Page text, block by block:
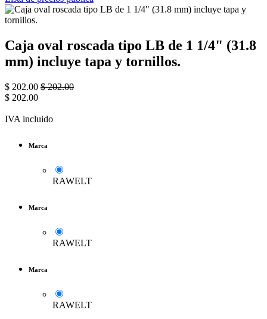
Caja oval roscada tipo LB de 1 1/4" (31.8
mm) incluye tapa y tornillos.
$ 202.00 $202.00
$ 202.00
IVA incluido
Marca
RAWELT
Marca
RAWELT
Marca
RAWELT